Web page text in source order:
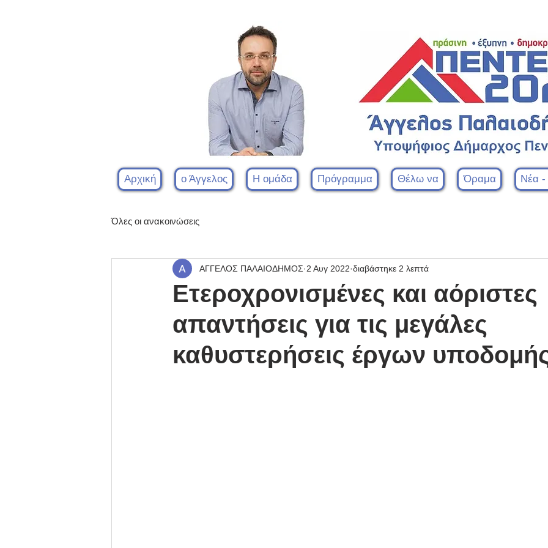
Αρχική ο Άγγελος Η ομάδα Πρόγραμμα Θέλω να Όραμα Νέα -
Όλες οι ανακοινώσεις
Ετεροχρονισμένες και αόριστες
απαντήσεις για τις μεγάλες
καθυστερήσεις έργων
ΑΓΓΕΛΟΣ ΠΑΛΑΙΟΔΗΜΟΣ 2 Αυγ 2022 διαβάστηκε 2 λεπτά